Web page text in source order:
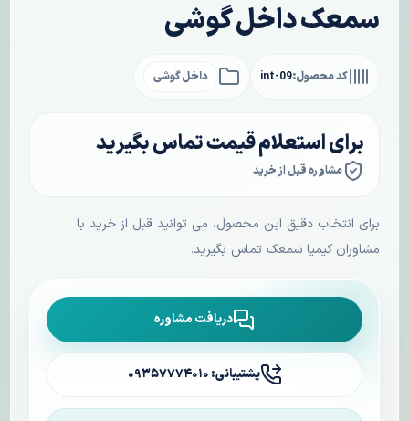
سمعک داخل گوشی
کد محصول:int-09 داخل گوشی
برای استعلام قیمت تماس بگیرید
مشاوره قبل از خرید
برای انتخاب دقیق این محصول، می توانید قبل از خرید با
مشاوران کیمیا سمعک تماس بگیرید.
دریافت مشاوره
پشتیبانی: ۰۹۳۵۷۷۷۴۰۱۰